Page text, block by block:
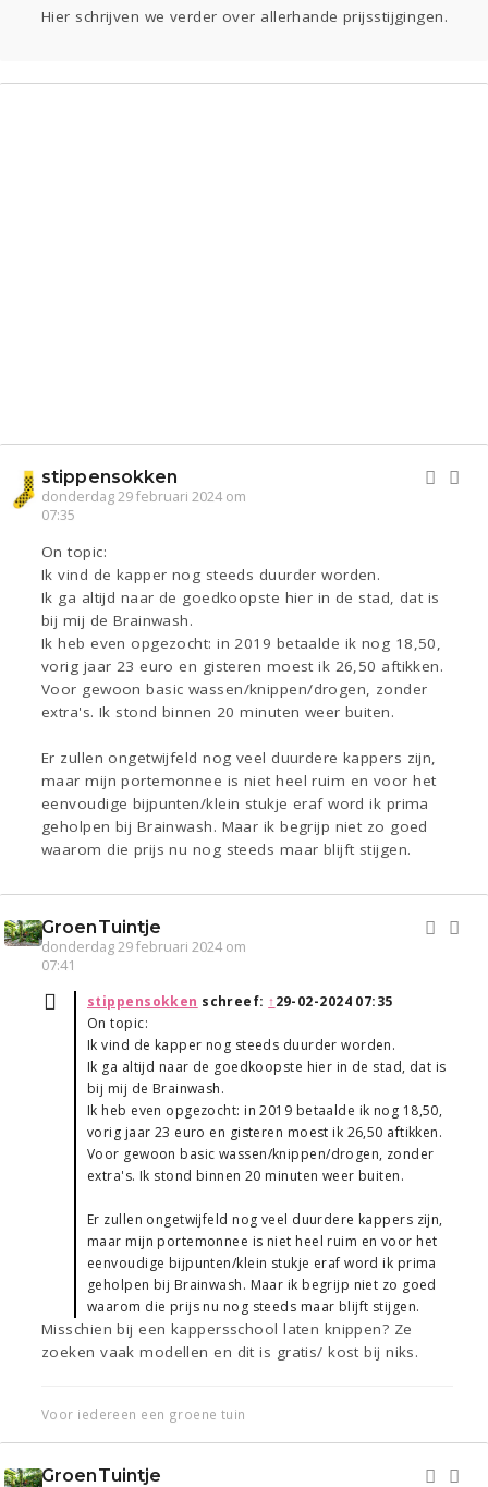
Sport
Contact Viva zoekt
Aangeboden
Hier schrijven we verder over allerhande prijsstijgingen.
stippensokken
donderdag 29 februari 2024 om
07:35
On topic:
Ik vind de kapper nog steeds duurder worden.
Ik ga altijd naar de goedkoopste hier in de stad, dat is
bij mij de Brainwash.
Ik heb even opgezocht: in 2019 betaalde ik nog 18,50,
vorig jaar 23 euro en gisteren moest ik 26,50 aftikken.
Voor gewoon basic wassen/knippen/drogen, zonder
extra's. Ik stond binnen 20 minuten weer buiten.
Er zullen ongetwijfeld nog veel duurdere kappers zijn,
maar mijn portemonnee is niet heel ruim en voor het
eenvoudige bijpunten/klein stukje eraf word ik prima
geholpen bij Brainwash. Maar ik begrijp niet zo goed
waarom die prijs nu nog steeds maar blijft stijgen.
GroenTuintje
donderdag 29 februari 2024 om
07:41
stippensokken schreef: ↑29-02-2024 07:35
On topic:
Ik vind de kapper nog steeds duurder worden.
Ik ga altijd naar de goedkoopste hier in de stad, dat is
bij mij de Brainwash.
Ik heb even opgezocht: in 2019 betaalde ik nog 18,50,
vorig jaar 23 euro en gisteren moest ik 26,50 aftikken.
Voor gewoon basic wassen/knippen/drogen, zonder
extra's. Ik stond binnen 20 minuten weer buiten.
Er zullen ongetwijfeld nog veel duurdere kappers zijn,
maar mijn portemonnee is niet heel ruim en voor het
eenvoudige bijpunten/klein stukje eraf word ik prima
geholpen bij Brainwash. Maar ik begrijp niet zo goed
waarom die prijs nu nog steeds maar blijft stijgen.
Misschien bij een kappersschool laten knippen? Ze
zoeken vaak modellen en dit is gratis/ kost bij niks.
Voor iedereen een groene tuin
GroenTuintje